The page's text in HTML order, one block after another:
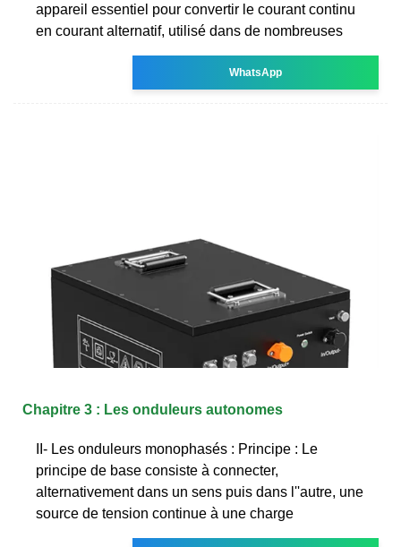
appareil essentiel pour convertir le courant continu
en courant alternatif, utilisé dans de nombreuses
WhatsApp
Chapitre 3 : Les onduleurs autonomes
II- Les onduleurs monophasés : Principe : Le
principe de base consiste à connecter,
alternativement dans un sens puis dans l''autre, une
source de tension continue à une charge